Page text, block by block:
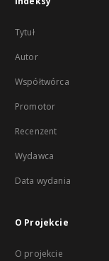
Tytuł
Autor
Współtwórca
Promotor
Recenzent
Wydawca
Data wydania
O Projekcie
O projekcie